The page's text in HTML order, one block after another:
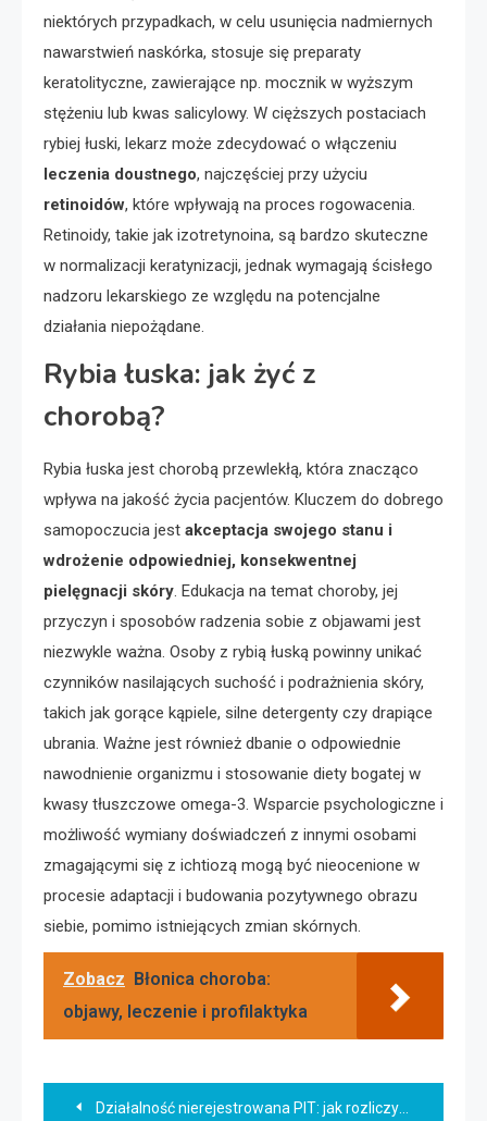
niektórych przypadkach, w celu usunięcia nadmiernych
nawarstwień naskórka, stosuje się preparaty
keratolityczne, zawierające np. mocznik w wyższym
stężeniu lub kwas salicylowy. W cięższych postaciach
rybiej łuski, lekarz może zdecydować o włączeniu
leczenia doustnego, najczęściej przy użyciu
retinoidów, które wpływają na proces rogowacenia.
Retinoidy, takie jak izotretynoina, są bardzo skuteczne
w normalizacji keratynizacji, jednak wymagają ścisłego
nadzoru lekarskiego ze względu na potencjalne
działania niepożądane.
Rybia łuska: jak żyć z
chorobą?
Rybia łuska jest chorobą przewlekłą, która znacząco
wpływa na jakość życia pacjentów. Kluczem do dobrego
samopoczucia jest akceptacja swojego stanu i
wdrożenie odpowiedniej, konsekwentnej
pielęgnacji skóry. Edukacja na temat choroby, jej
przyczyn i sposobów radzenia sobie z objawami jest
niezwykle ważna. Osoby z rybią łuską powinny unikać
czynników nasilających suchość i podrażnienia skóry,
takich jak gorące kąpiele, silne detergenty czy drapiące
ubrania. Ważne jest również dbanie o odpowiednie
nawodnienie organizmu i stosowanie diety bogatej w
kwasy tłuszczowe omega-3. Wsparcie psychologiczne i
możliwość wymiany doświadczeń z innymi osobami
zmagającymi się z ichtiozą mogą być nieocenione w
procesie adaptacji i budowania pozytywnego obrazu
siebie, pomimo istniejących zmian skórnych.
Zobacz
Błonica choroba:
objawy, leczenie i profilaktyka
Nawigacja
Działalność nierejestrowana PIT: jak rozliczyć krok po kroku?